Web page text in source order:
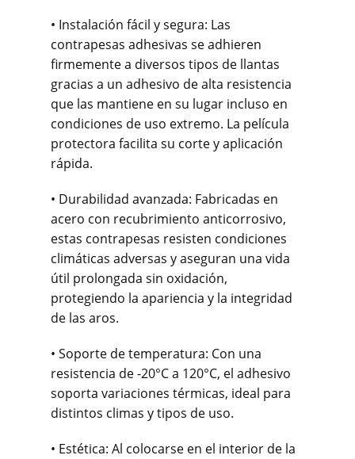
• Instalación fácil y segura: Las
contrapesas adhesivas se adhieren
firmemente a diversos tipos de llantas
gracias a un adhesivo de alta resistencia
que las mantiene en su lugar incluso en
condiciones de uso extremo. La película
protectora facilita su corte y aplicación
rápida.
• Durabilidad avanzada: Fabricadas en
acero con recubrimiento anticorrosivo,
estas contrapesas resisten condiciones
climáticas adversas y aseguran una vida
útil prolongada sin oxidación,
protegiendo la apariencia y la integridad
de las aros.
• Soporte de temperatura: Con una
resistencia de -20°C a 120°C, el adhesivo
soporta variaciones térmicas, ideal para
distintos climas y tipos de uso.
• Estética: Al colocarse en el interior de la